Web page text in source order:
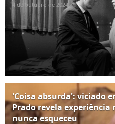
4 de outubro de 2024
'Coisa absurda': viciado
Prado revela experiência
nunca esqueceu